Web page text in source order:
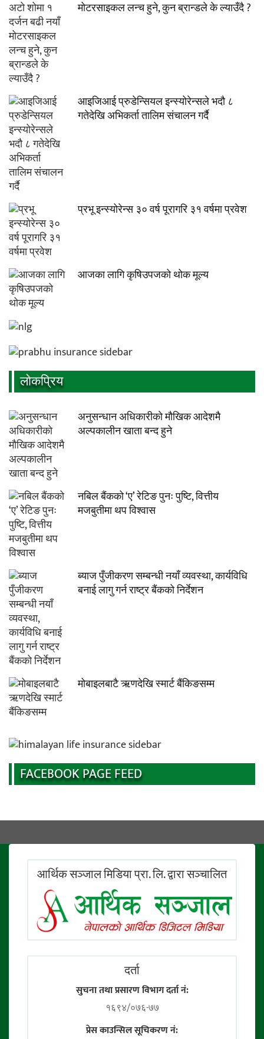
मोटरसाइकल लन्च हुने, कुन ब्रान्डले के ल्याउँदै ?
आइजिआई प्रुडेन्सियल इन्स्योरेन्सले भदौ ८
गतेदेखि अभिकर्ता तालिम संचालन गर्दै
प्रभू इन्स्योरेन्स ३० वर्ष पूरागरि ३१ वर्षमा प्रवेश
आजका लागि कृषिउपजको थोक मूल्य
लाेकप्रिय
अनुसन्धान अधिकारीकाे माैखिक आदेशमै
अल्पकालीन खाता बन्द हुने
नबिल बैंकको ‘ए’ रेटिङ पुनः पुष्टि, वित्तीय
मजबुतीमा थप विश्वास
ब्याज पुँजीकरण सम्बन्धी नयाँ व्यवस्था, कार्यविधि
बनाई लागु गर्न राष्ट्र बैंकको निर्देशन
मोबाइलबाटै ऋणदेखि स्मार्ट बैंकिङसम्म
FACEBOOK PAGE FEED
आर्थिक सञ्जाल मिडिया प्रा. लि. द्वारा सञ्चालित
दर्ता
सुचना तथा प्रसारण विभाग दर्ता नं:
१६९४/०७६-७७
प्रेस काउन्सिल सूचिकरण नं: